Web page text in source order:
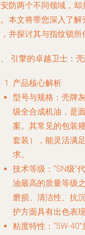
防两个不同领域，
本文将带您深入了
并探讨其与指纹锁所
引擎的卓越卫士：
产品核心解析
型号与规格 ：壳牌
级全合成机油，是
案。其常见的包装
套装），能灵活满
求。
技术等级 ：“SN级
油最高的质量等级
磨损、清洁性、抗
护方面具有出色表现
粘度特性 ：“5W-